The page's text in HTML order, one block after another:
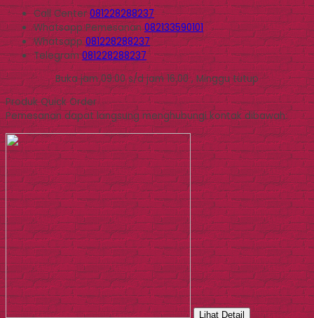
Call Center081228288237
WhatsappPemesanan 082133590101
Whatsapp081228288237
Telegram081228288237
Buka jam 09.00 s/d jam 16.00 , Minggu tutup
Produk Quick Order
Pemesanan dapat langsung menghubungi kontak dibawah:
Lihat Detail